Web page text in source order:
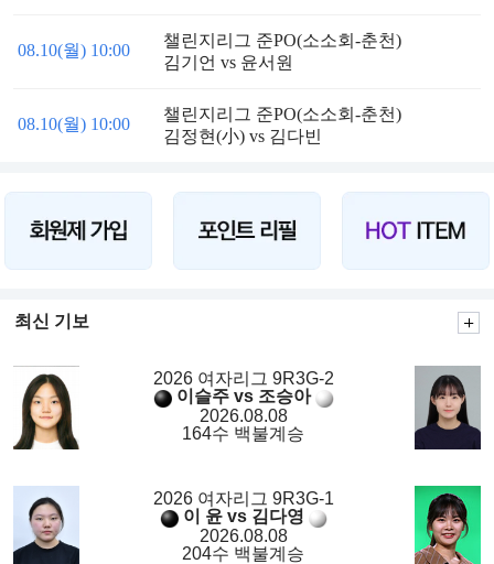
08.10(월) 10:00
챌린지리그 준PO(소소회-춘천)
김기언 vs 윤서원
08.10(월) 10:00
챌린지리그 준PO(소소회-춘천)
김정현(小) vs 김다빈
최신 기보
2026 여자리그 9R3G-2
이슬주 vs 조승아
2026.08.08
164수 백불계승
2026 여자리그 9R3G-1
이 윤 vs 김다영
2026.08.08
204수 백불계승